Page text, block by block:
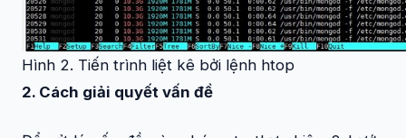
Hình 2. Tiến trình liệt kê bởi lệnh htop
2. Cách giải quyết vấn đề